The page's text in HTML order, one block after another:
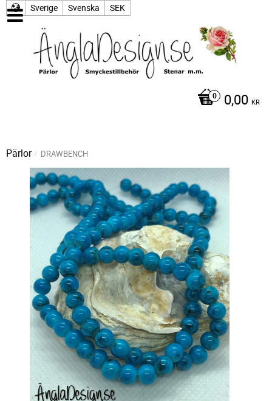
Sverige Svenska SEK
0,00 KR
Pärlor DRAWBENCH